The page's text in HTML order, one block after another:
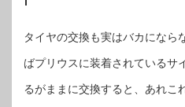
タイヤの交換も実はバカになら
ばプリウスに装着されているサ
るがままに交換すると、あれこ